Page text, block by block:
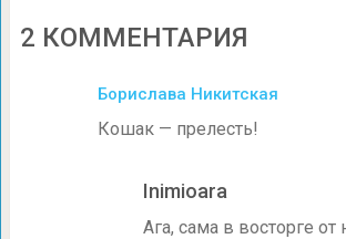
2 КОММЕНТАРИЯ
Борислава Никитская
Кошак — прелесть!
Inimioara
Ага, сама в восторге от